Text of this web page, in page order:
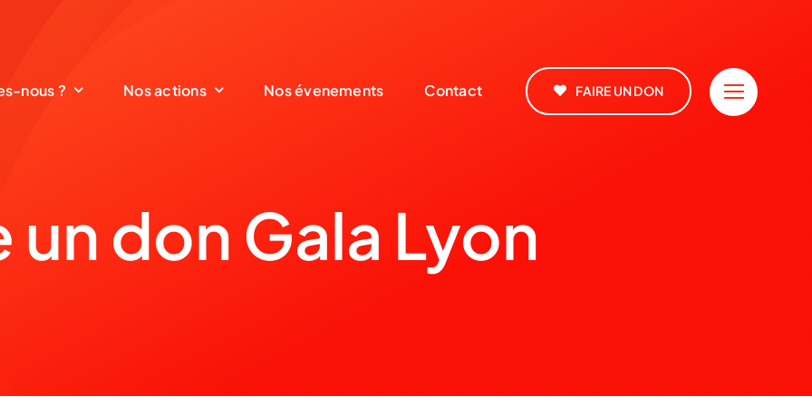
nous ? Nos actions Nos évenements Contact FAIRE UN DON
un don Gala Lyon